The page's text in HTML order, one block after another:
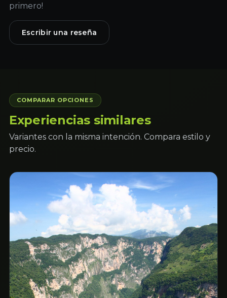
primero!
Escribir una reseña
COMPARAR OPCIONES
Experiencias similares
Variantes con la misma intención. Compara estilo y
precio.